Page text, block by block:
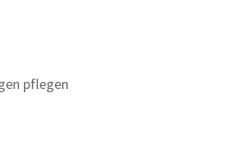
pflegen